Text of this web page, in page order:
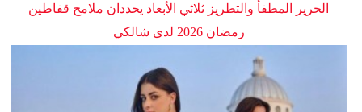
الحرير المطفأ والتطريز ثلاثي الأبعاد يحددان ملامح قفاطين
رمضان 2026 لدى شالكي